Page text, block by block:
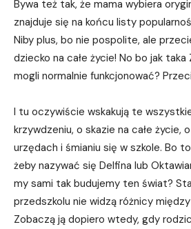
Bywa też tak, że mama wybiera
znajduje się na końcu listy
Niby plus, bo nie pospolite, ale
dziecko na całe życie! No bo jak
mogli normalnie funkcjonować?
I tu oczywiście wskakują te
krzywdzeniu, o skazie na całe życie,
urzędach i śmianiu się w szkole. Bo
żeby nazywać się Delfina lub
my sami tak budujemy ten świat?
przedszkolu nie widzą różnicy
Zobaczą ją dopiero wtedy, gdy